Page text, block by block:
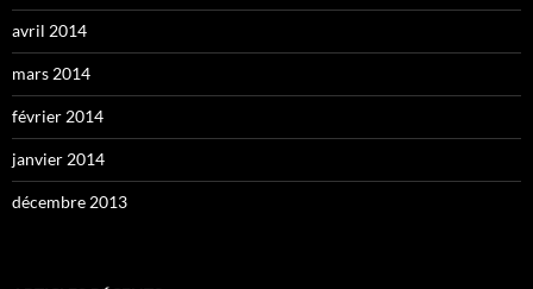
avril 2014
mars 2014
février 2014
janvier 2014
décembre 2013